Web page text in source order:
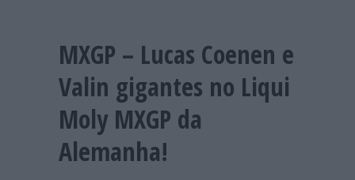
MXGP – Lucas Coenen e
Valin gigantes no Liqui
Moly MXGP da
Alemanha!